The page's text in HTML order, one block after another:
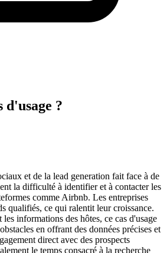
d'usage ?
et de la lead generation fait face à de
la difficulté à identifier et à contacter les
comme Airbnb. Les entreprises
qualifiés, ce qui ralentit leur croissance.
informations des hôtes, ce cas d'usage
en offrant des données précises et
direct avec des prospects
le temps consacré à la recherche